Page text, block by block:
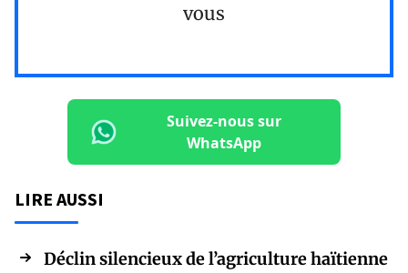
vous
Suivez-nous sur
WhatsApp
LIRE AUSSI
Déclin silencieux de l’agriculture haïtienne